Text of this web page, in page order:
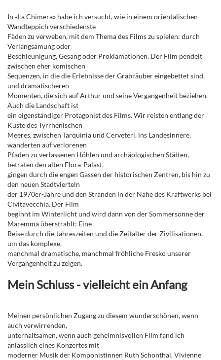
In «La Chimera» habe ich versucht, wie in einem orientalischen
Wandteppich verschiedenste
Fäden zu verweben, mit dem Thema des Films zu spielen: durch
Verlangsamung oder
Beschleunigung, Gesang oder Proklamationen. Der Film pendelt
zwischen eher komischen
Sequenzen, in die die Erlebnisse der Grabräuber eingebettet sind,
und dramatischeren
Momenten, die sich auf Arthur und seine Vergangenheit beziehen.
Auch die Landschaft ist
ein eigenständiger Protagonist des Films. Wir reisten entlang der
Küste des Tyrrhenischen
Meeres, zwischen Tarquinia und Cerveteri, ins Landesinnere,
wanderten auf verlorenen
Pfaden zu verlassenen Höhlen und archäologischen Stätten,
betraten den alten Flora-Palast,
gingen durch die engen Gassen der historischen Zentren, bis hin zu
den neuen Stadtvierteln
der 1970er-Jahre und den Stränden in der Nähe des Kraftwerks bei
Civitavecchia. Der Film
beginnt im Winterlicht und wird dann von der Sommersonne der
Maremma überstrahlt: Eine
Reise durch die Jahreszeiten und die Zeitalter der Zivilisationen,
um das komplexe,
manchmal dramatische, manchmal fröhliche Fresko unserer
Vergangenheit zu zeigen.
Mein Schluss - vielleicht ein Anfang
Meinen persönlichen Zugang zu diesem wunderschönen, wenn
auch verwirrenden,
unterhaltsamen, wenn auch geheimnisvollen Film fand ich
anlässlich eines Konzertes mit
moderner Musik der Komponistinnen Ruth Schonthal, Vivienne